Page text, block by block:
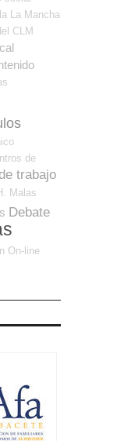
La Mancha
CLM
de
trabajo
Malas
Debate
On-line